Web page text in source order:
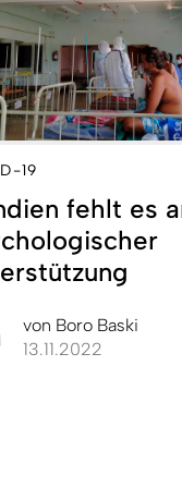
19
fehlt es
von Boro Baski
13.11.2022